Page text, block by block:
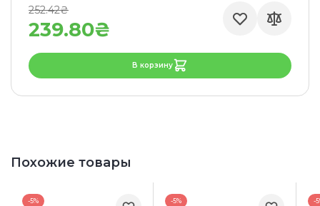
239.80₴
252.42₴
В корзину
Похожие товары
-5% -5% -